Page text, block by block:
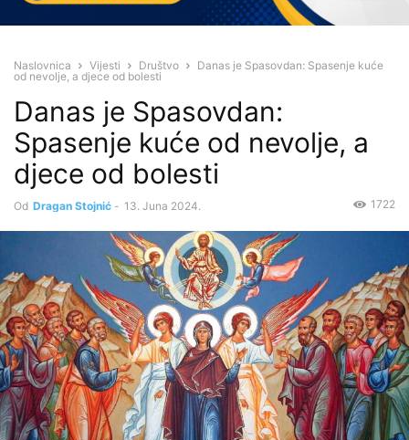
Naslovnica Vijesti Društvo
Danas je Spasovdan: Spasenje kuće
od nevolje, a djece od bolesti
Danas je Spasovdan:
Spasenje kuće od nevolje, a
djece od bolesti
Od Dragan Stojnić - 13. Juna 2024. 1722